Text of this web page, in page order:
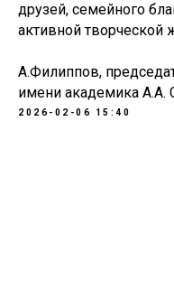
друзей, семейного
активной творческой
А.Филиппов,
имени академика А.А.
2026-02-06 15:40